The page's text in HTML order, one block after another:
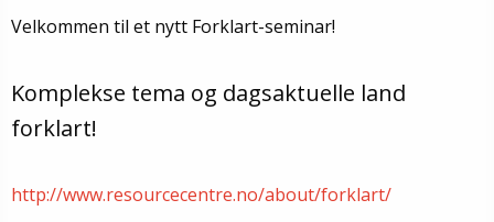
Velkommen til et nytt Forklart-seminar!
Komplekse tema og dagsaktuelle land
forklart!
http://www.resourcecentre.no/about/forklart/